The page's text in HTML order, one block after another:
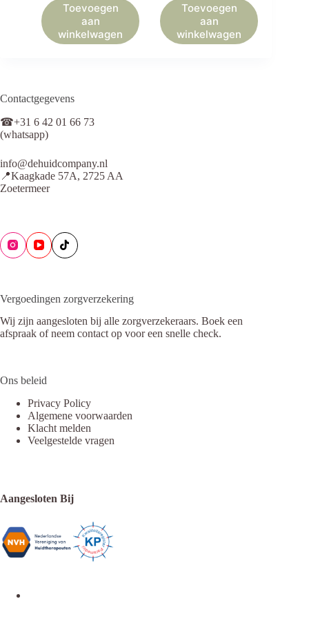
Toevoegen
aan
winkelwagen
Toevoegen
aan
winkelwagen
Contactgegevens
☎+31 6 42 01 66 73
(whatsapp)
info@dehuidcompany.nl
📍Kaagkade 57A, 2725 AA
Zoetermeer
Vergoedingen zorgverzekering
Wij zijn aangesloten bij alle zorgverzekeraars. Boek een
afspraak of neem contact op voor een snelle check.
Ons beleid
Privacy Policy
Algemene voorwaarden
Klacht melden
Veelgestelde vragen
Aangesloten Bij